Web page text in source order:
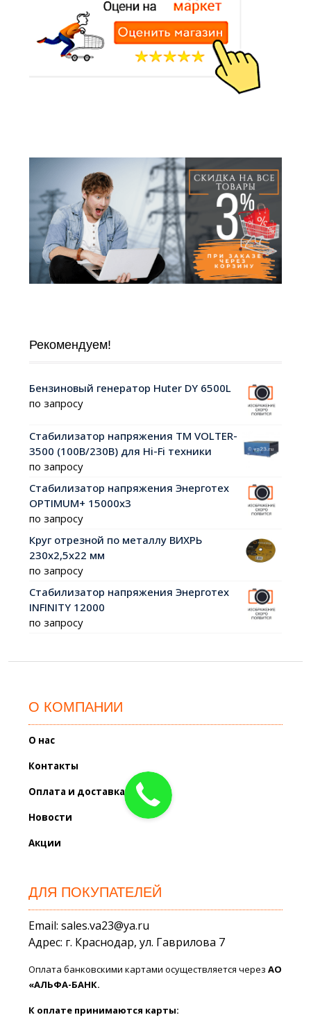
Рекомендуем!
Бензиновый генератор Huter DY 6500L
по запросу
Стабилизатор напряжения ТМ VOLTER-
3500 (100В/230В) для Hi-Fi техники
по запросу
Стабилизатор напряжения Энерготех
OPTIMUM+ 15000х3
по запросу
Круг отрезной по металлу ВИХРЬ
230х2,5х22 мм
по запросу
Стабилизатор напряжения Энерготех
INFINITY 12000
по запросу
О КОМПАНИИ
О нас
Контакты
Оплата и доставка
Новости
Акции
ДЛЯ ПОКУПАТЕЛЕЙ
Email: sales.va23@ya.ru
Адрес: г. Краснодар, ул. Гаврилова 7
Оплата банковскими картами осуществляется черезАО
«АЛЬФА-БАНК.
К оплате принимаются карты: